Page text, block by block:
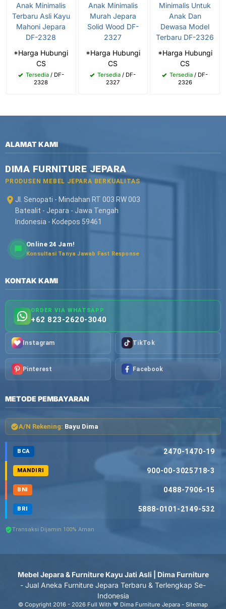
Anak Minimalis
Terbaru Asli Kayu
Mahoni Jepara
DF-2328
*Harga Hubungi
CS
Tersedia/ DF-
2328
Anak Minimalis
Murah Jepara
Solid Wood DF-
2327
*Harga Hubungi
CS
Tersedia / DF-
2327
Minimalis Untuk
Anak Dan
Dewasa Model
Terbaru DF-2326
*Harga Hubungi
CS
Tersedia / DF-
2326
ALAMAT KAMI
DIMA FURNITURE JEPARA
PRODUSEN MEBEL JEPARA BERKUALITAS
Jl. Senopati - Mindahan RT 003 RW 003
Batealit - Jepara - Jawa Tengah
Indonesia - Kodepos 59461
Online 24 Jam!
Konsultasi Tanya Jawab Fast Response
KONTAK KAMI
ORDER VIA WHATSAPP
+62 823-2620-3040
Instagram TikTok
Pinterest Facebook
METODE PEMBAYARAN
A/N Rekening: Bayu Dima
BCA 2470-1470-19
MANDIRI 900-00-3025718-3
BNI 0488-7906-15
BRI 5888-0101-2149-532
Transaksi Dijamin 100% Aman
Mebel Jepara & Furniture Kayu Jati Asli | Dima Furniture
- Jual Aneka Furniture Jepara Terbaru & Terlengkap Se-
Indonesia
© Copyright 2016 - 2026 Full With 💙 Dima Furniture Jepara - Sitemap